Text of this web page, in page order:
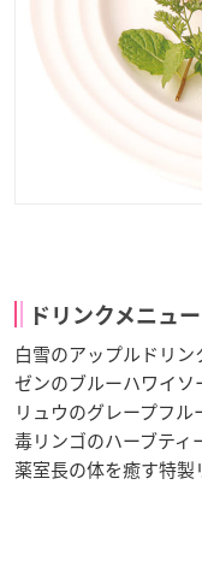
ドリンクメニュー
白雪のアップルドリン
ゼンのブルーハワイソ
リュウのグレープフル
毒リンゴのハーブティ
薬室長の体を癒す特製